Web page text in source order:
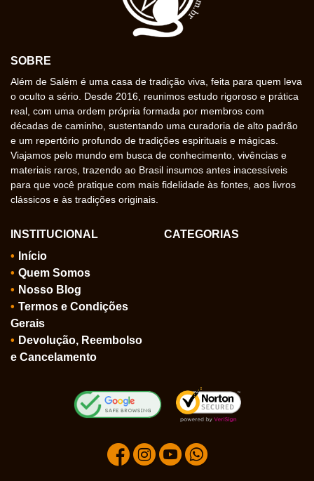
SOBRE
Além de Salém é uma casa de tradição viva, feita para quem leva
o oculto a sério. Desde 2016, reunimos estudo rigoroso e prática
real, com uma ordem própria formada por membros com
décadas de caminho, sustentando uma curadoria de alto padrão
e um repertório profundo de tradições espirituais e mágicas.
Viajamos pelo mundo em busca de conhecimento, vivências e
materiais raros, trazendo ao Brasil insumos antes inacessíveis
para que você pratique com mais fidelidade às fontes, aos livros
clássicos e às tradições originais.
INSTITUCIONAL
Início
Quem Somos
Nosso Blog
Termos e Condições
Gerais
Devolução, Reembolso
e Cancelamento
CATEGORIAS